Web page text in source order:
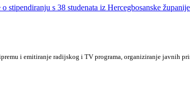
stipendiranju s 38 studenata iz Hercegbosanske županije
i emitiranje radijskog i TV programa, organiziranje